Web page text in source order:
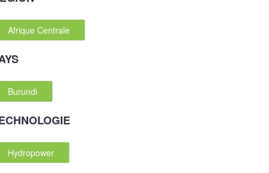
Afrique Centrale
Burundi
Hydropower